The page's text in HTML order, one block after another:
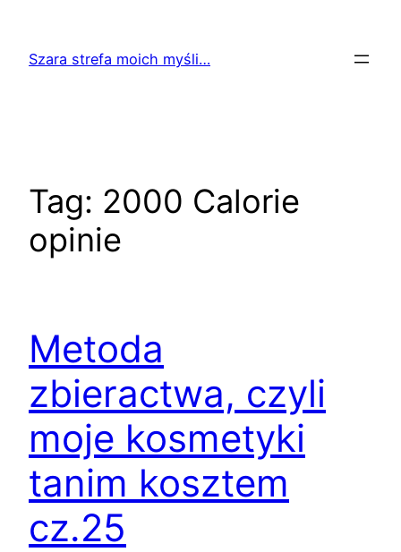
treściSzara strefa moich myśli…
Tag: 2000 Calorie
opinie
Metoda
zbieractwa, czyli
moje kosmetyki
tanim kosztem
cz.25